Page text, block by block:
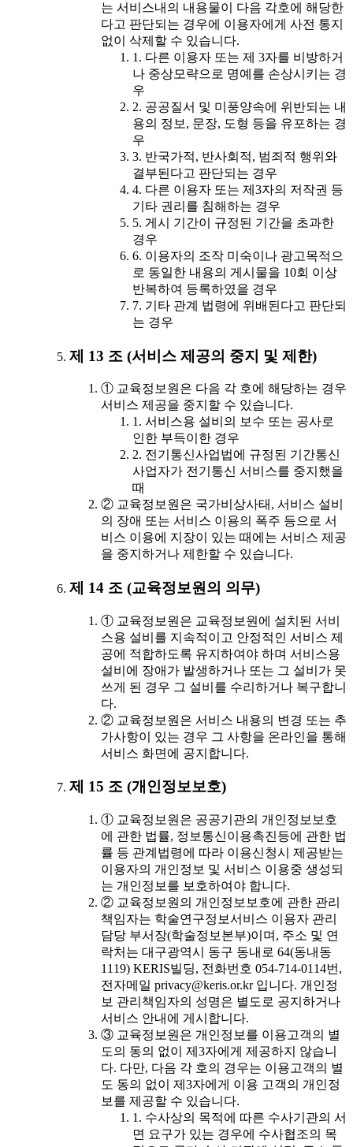
는 서비스내의 내용물이 다음 각호에 해당한
다고 판단되는 경우에 이용자에게 사전 통지
없이 삭제할 수 있습니다.
1. 다른 이용자 또는 제 3자를 비방하거
나 중상모략으로 명예를 손상시키는 경
우
2. 공공질서 및 미풍양속에 위반되는 내
용의 정보, 문장, 도형 등을 유포하는 경
우
3. 반국가적, 반사회적, 범죄적 행위와
결부된다고 판단되는 경우
4. 다른 이용자 또는 제3자의 저작권 등
기타 권리를 침해하는 경우
5. 게시 기간이 규정된 기간을 초과한
경우
6. 이용자의 조작 미숙이나 광고목적으
로 동일한 내용의 게시물을 10회 이상
반복하여 등록하였을 경우
7. 기타 관계 법령에 위배된다고 판단되
는 경우
제 13 조 (서비스 제공의 중지 및 제한)
① 교육정보원은 다음 각 호에 해당하는 경우
서비스 제공을 중지할 수 있습니다.
1. 서비스용 설비의 보수 또는 공사로
인한 부득이한 경우
2. 전기통신사업법에 규정된 기간통신
사업자가 전기통신 서비스를 중지했을
때
② 교육정보원은 국가비상사태, 서비스 설비
의 장애 또는 서비스 이용의 폭주 등으로 서
비스 이용에 지장이 있는 때에는 서비스 제공
을 중지하거나 제한할 수 있습니다.
제 14 조 (교육정보원의 의무)
① 교육정보원은 교육정보원에 설치된 서비
스용 설비를 지속적이고 안정적인 서비스 제
공에 적합하도록 유지하여야 하며 서비스용
설비에 장애가 발생하거나 또는 그 설비가 못
쓰게 된 경우 그 설비를 수리하거나 복구합니
다.
② 교육정보원은 서비스 내용의 변경 또는 추
가사항이 있는 경우 그 사항을 온라인을 통해
서비스 화면에 공지합니다.
제 15 조 (개인정보보호)
① 교육정보원은 공공기관의 개인정보보호
에 관한 법률, 정보통신이용촉진등에 관한 법
률 등 관계법령에 따라 이용신청시 제공받는
이용자의 개인정보 및 서비스 이용중 생성되
는 개인정보를 보호하여야 합니다.
② 교육정보원의 개인정보보호에 관한 관리
책임자는 학술연구정보서비스 이용자 관리
담당 부서장(학술정보본부)이며, 주소 및 연
락처는 대구광역시 동구 동내로 64(동내동
1119) KERIS빌딩, 전화번호 054-714-0114번,
전자메일 privacy@keris.or.kr 입니다. 개인정
보 관리책임자의 성명은 별도로 공지하거나
서비스 안내에 게시합니다.
③ 교육정보원은 개인정보를 이용고객의 별
도의 동의 없이 제3자에게 제공하지 않습니
다. 다만, 다음 각 호의 경우는 이용고객의 별
도 동의 없이 제3자에게 이용 고객의 개인정
보를 제공할 수 있습니다.
1. 수사상의 목적에 따른 수사기관의 서
면 요구가 있는 경우에 수사협조의 목